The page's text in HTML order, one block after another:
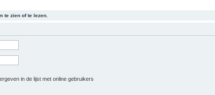
te zien of te lezen.
in de lijst met online gebruikers